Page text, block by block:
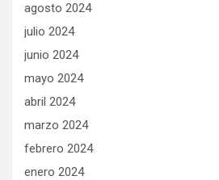
agosto 2024
julio 2024
junio 2024
mayo 2024
abril 2024
marzo 2024
febrero 2024
enero 2024